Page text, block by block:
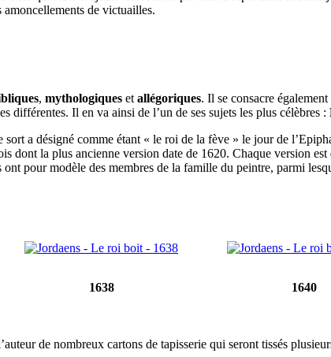
amoncellements de victuailles.
, mythologiques et allégoriques. Il se consacre
différentes. Il en va ainsi de l’un de ses sujets les plus célèbres :
a désigné comme étant « le roi de la fève » le jour de
dont la plus ancienne version date de 1620. Chaque version
pour modèle des membres de la famille du peintre, parmi
1638 1640
de nombreux cartons de tapisserie qui seront tissés